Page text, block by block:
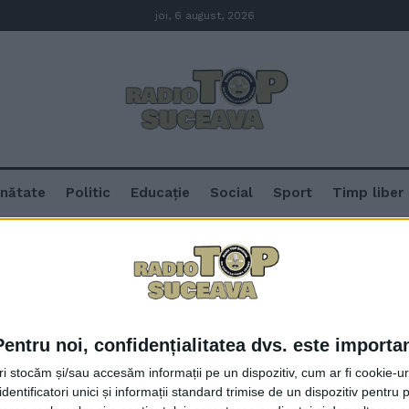
noi, confidențialitatea dvs. este
stocăm și/sau accesăm informații pe un dispozitiv, cum ar fi cookie-
unici și informații standard trimise de un dispozitiv pentru
joi, 6 august, 2026
Politic Educație Social Sport Timp liber
Numărul persoanelor care
creștere. Daniela Bălănuca,